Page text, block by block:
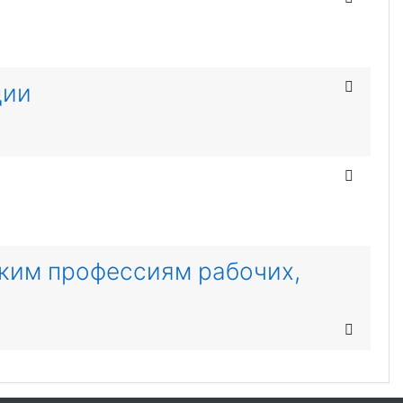
профессиям рабочих,